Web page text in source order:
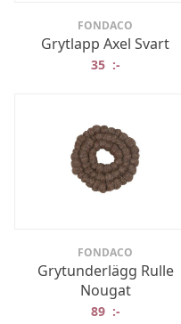
FONDACO
Grytlapp Axel Svart
35 :-
FONDACO
Grytunderlägg Rulle
Nougat
89 :-